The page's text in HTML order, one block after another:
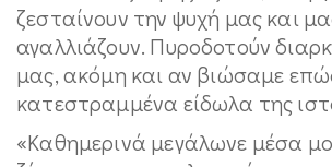
ζεσταίνουν την ψυχή μας και
αγαλλιάζουν. Πυροδοτούν
μας, ακόμη και αν βιώσαμε
κατεστραμμένα είδωλα της
«Καθημερινά μεγάλωνε μέσα